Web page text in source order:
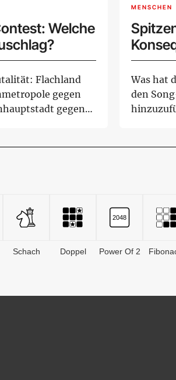
Welche
Flachland
gegen
gegen
MENSCHEN
von
Was hat
den
Schach Doppel Power Of 2